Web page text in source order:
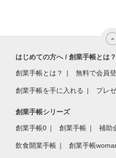
はじめての方へ / 創業手帳とは？
創業手帳とは？ 無料で会員
創業手帳を手に入れる プレ
創業手帳シリーズ
創業手帳0 創業手帳 補助
飲食開業手帳 創業手帳